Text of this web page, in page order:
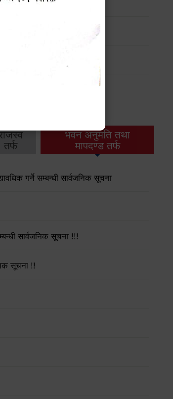
तर्फ
भवन अनुमति तथा
मापदण्ड तर्फ
गर्ने सम्बन्धी सार्वजनिक सूचना
सार्वजनिक सूचना !!!
सूचना !!